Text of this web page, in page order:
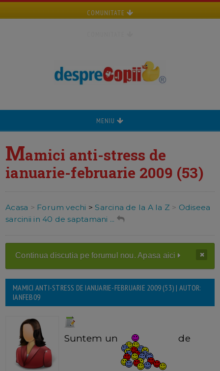
COMUNITATE
MENIU
Mamici anti-stress de
ianuarie-februarie 2009 (53)
Acasa > Forum vechi >Sarcina de la A la Z > Odiseea
sarcinii in 40 de saptamani ...
Continua discutia pe forumul nou. Apasa aici
MAMICI ANTI-STRESS DE IANUARIE-FEBRUARIE 2009 (53) | AUTOR:
IANFEB09
Suntem un de